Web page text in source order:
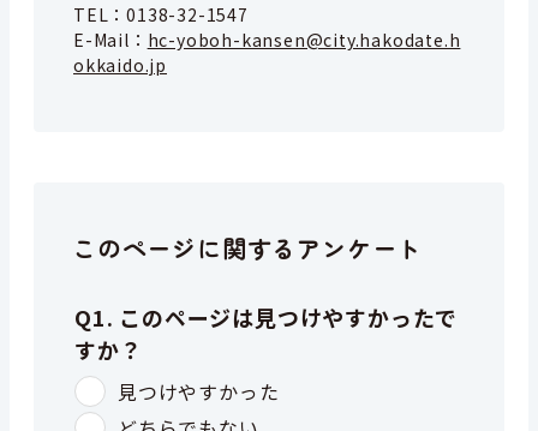
TEL：0138-32-1547
E-Mail： hc-yoboh-kansen@city.hakodate.h
okkaido.jp
このページに関するアンケート